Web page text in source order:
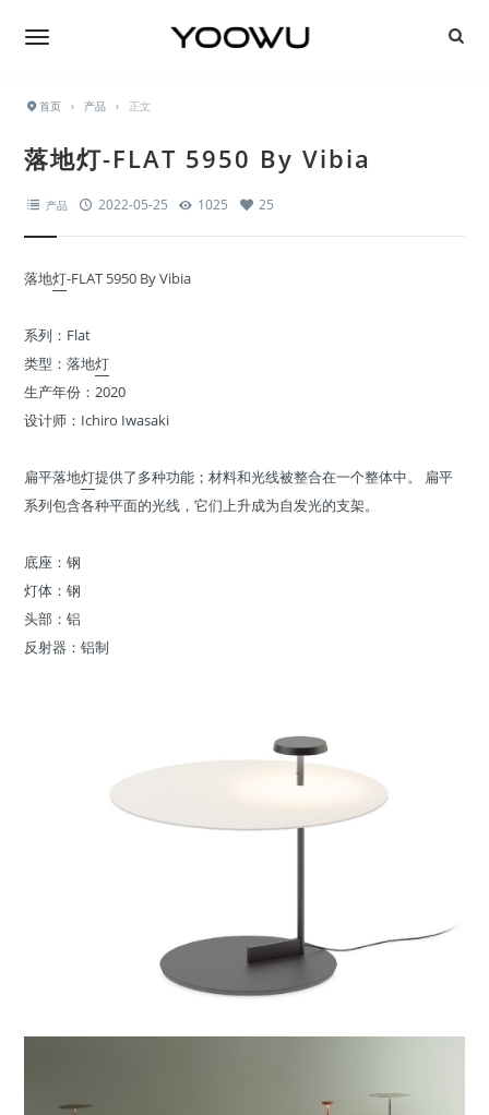
首页 › 产品 › 正文
落地灯-FLAT 5950 By Vibia
产品 2022-05-25 1025 25
落地灯-FLAT 5950 By Vibia
系列：Flat
类型：落地灯
生产年份：2020
设计师：Ichiro Iwasaki
扁平落地灯提供了多种功能；材料和光线被整合在一个整体中。 扁平
系列包含各种平面的光线，它们上升成为自发光的支架。
底座：钢
灯体：钢
头部：铝
反射器：铝制